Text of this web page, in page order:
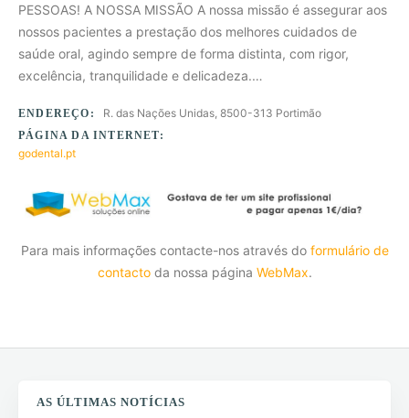
PESSOAS! A NOSSA MISSÃO A nossa missão é assegurar aos
nossos pacientes a prestação dos melhores cuidados de
saúde oral, agindo sempre de forma distinta, com rigor,
excelência, tranquilidade e delicadeza.…
ENDEREÇO: R. das Nações Unidas, 8500-313 Portimão
PÁGINA DA INTERNET:
godental.pt
Para mais informações contacte-nos através do formulário de
contactoda nossa página WebMax.
AS ÚLTIMAS NOTÍCIAS